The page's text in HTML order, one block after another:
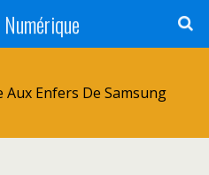
Aux Enfers De Samsung